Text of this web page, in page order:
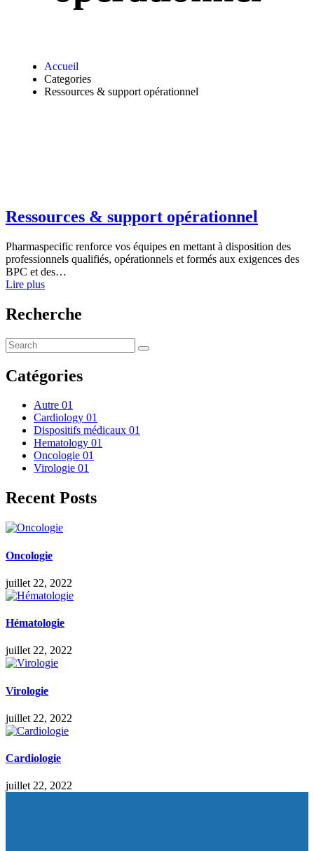
Accueil
Categories
Ressources & support opérationnel
Ressources & support opérationnel
Pharmaspecific renforce vos équipes en mettant à disposition des
professionnels qualifiés, opérationnels et formés aux exigences des
BPC et des…
Lire plus
Recherche
Catégories
Autre 01
Cardiology 01
Dispositifs médicaux 01
Hematology 01
Oncologie 01
Virologie 01
Recent Posts
Oncologie
juillet 22, 2022
Hématologie
juillet 22, 2022
Virologie
juillet 22, 2022
Cardiologie
juillet 22, 2022